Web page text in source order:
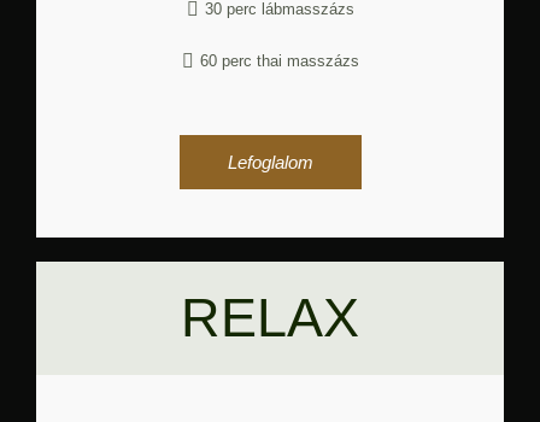
30 perc lábmasszázs
60 perc thai masszázs
Lefoglalom
RELAX